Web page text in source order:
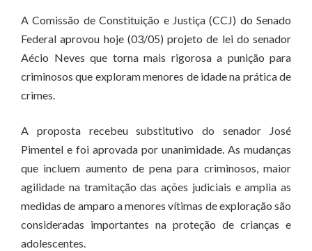
A Comissão de Constituição e Justiça (CCJ) do Senado
Federal aprovou hoje (03/05) projeto de lei do senador
Aécio Neves que torna mais rigorosa a punição para
criminosos que exploram menores de idade na prática de
crimes.
A proposta recebeu substitutivo do senador José
Pimentel e foi aprovada por unanimidade. As mudanças
que incluem aumento de pena para criminosos, maior
agilidade na tramitação das ações judiciais e amplia as
medidas de amparo a menores vítimas de exploração são
consideradas importantes na proteção de crianças e
adolescentes.